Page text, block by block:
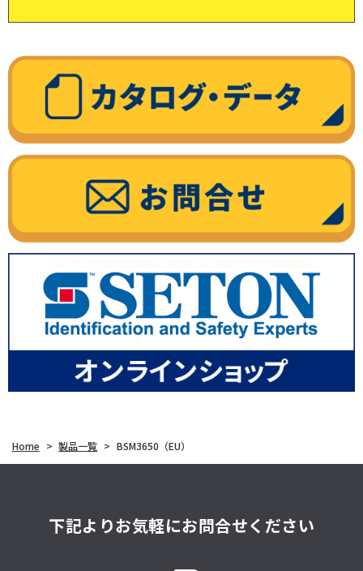
Home > 製品一覧 > BSM3650（EU）
下記よりお気軽にお問合せください